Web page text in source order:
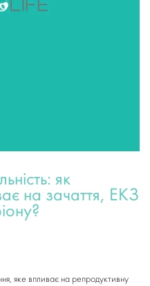
як
на зачаття, ЕКЗ
яке впливає на репродуктивну